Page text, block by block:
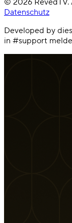
Datenschutz
Developed by
in #support